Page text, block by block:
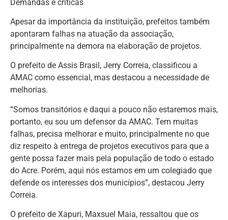
Demandas e críticas
Apesar da importância da instituição, prefeitos também
apontaram falhas na atuação da associação,
principalmente na demora na elaboração de projetos.
O prefeito de Assis Brasil, Jerry Correia, classificou a
AMAC como essencial, mas destacou a necessidade de
melhorias.
“Somos transitórios e daqui a pouco não estaremos mais,
portanto, eu sou um defensor da AMAC. Tem muitas
falhas, precisa melhorar e muito, principalmente no que
diz respeito à entrega de projetos executivos para que a
gente possa fazer mais pela população de todo o estado
do Acre. Porém, aqui nós estamos em um colegiado que
defende os interesses dos municípios”, destacou Jerry
Correia.
O prefeito de Xapuri, Maxsuel Maia, ressaltou que os